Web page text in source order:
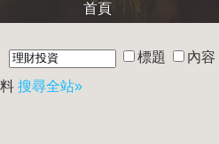
首頁
標題
內容
搜尋全站»